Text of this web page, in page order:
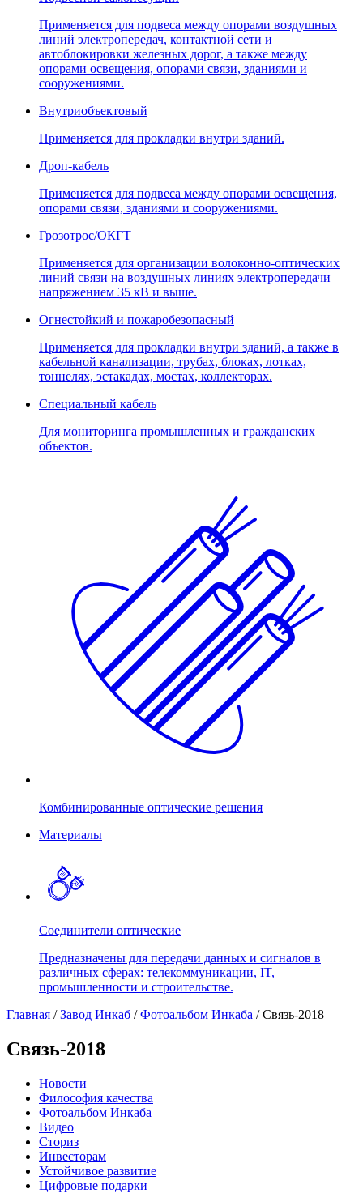
Применяется для подвеса между опорами воздушных
линий электропередач, контактной сети и
автоблокировки железных дорог, а также между
опорами освещения, опорами связи, зданиями и
сооружениями.
Внутриобъектовый
Применяется для прокладки внутри зданий.
Дроп-кабель
Применяется для подвеса между опорами освещения,
опорами связи, зданиями и сооружениями.
Грозотрос/ОКГТ
Применяется для организации волоконно-оптических
линий связи на воздушных линиях электропередачи
напряжением 35 кВ и выше.
Огнестойкий и пожаробезопасный
Применяется для прокладки внутри зданий, а также в
кабельной канализации, трубах, блоках, лотках,
тоннелях, эстакадах, мостах, коллекторах.
Специальный кабель
Для мониторинга промышленных и гражданских
объектов.
Комбинированные оптические решения
Материалы
Соединители оптические
Предназначены для передачи данных и сигналов в
различных сферах: телекоммуникации, IT,
промышленности и строительстве.
Главная / Завод Инкаб / Фотоальбом Инкаба / Связь-2018
Связь-2018
Новости
Философия качества
Фотоальбом Инкаба
Видео
Сториз
Инвесторам
Устойчивое развитие
Цифровые подарки